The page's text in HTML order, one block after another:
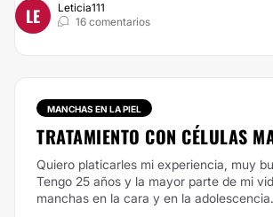
LE
Leticia111
16 comentarios
MANCHAS EN LA PIEL
TRATAMIENTO CON CÉLULAS
Quiero platicarles mi experiencia, muy
Tengo 25 años y la mayor parte de mi
manchas en la cara y en la